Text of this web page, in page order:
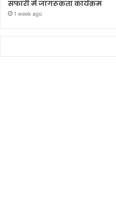
सफारी में जागरूकता कार्यक्रम
1 week ago